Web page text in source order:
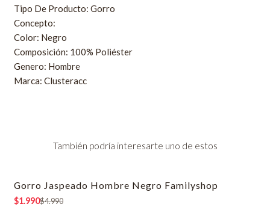
Tipo De Producto: Gorro
Concepto:
Color: Negro
Composición: 100% Poliéster
Genero: Hombre
Marca: Clusteracc
También podría interesarte uno de estos
-60% OFF
Gorro Jaspeado Hombre Negro Familyshop
$1.990$4.990